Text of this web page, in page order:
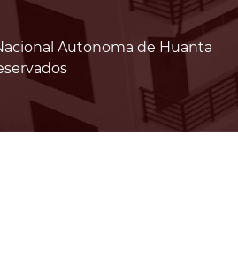
Autonoma de Huanta